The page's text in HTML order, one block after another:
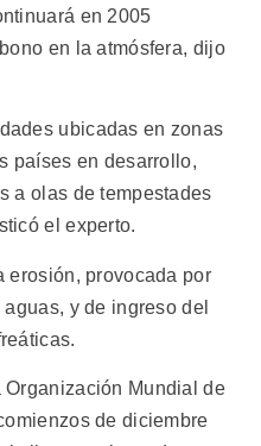
en 2005
en la atmósfera, dijo
ubicadas en zonas
países en desarrollo,
a olas de tempestades
el experto.
erosión, provocada por
y de ingreso del
Mundial de
de diciembre